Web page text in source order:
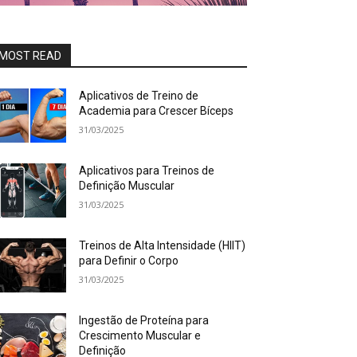
READ
Aplicativos de Treino de
Academia para Crescer Bíceps
31/03/2025
Aplicativos para Treinos de
Definição Muscular
31/03/2025
Treinos de Alta Intensidade (HIIT)
para Definir o Corpo
31/03/2025
Ingestão de Proteína para
Crescimento Muscular e
Definição